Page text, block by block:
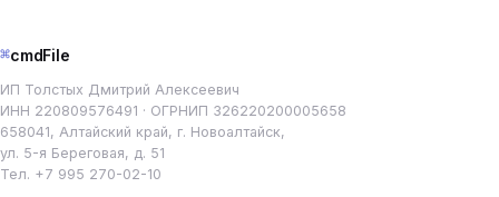
⌘cmdFile
ИП Толстых Дмитрий Алексеевич
ИНН 220809576491 · ОГРНИП 326220200005658
658041, Алтайский край, г. Новоалтайск,
ул. 5-я Береговая, д. 51
Тел. +7 995 270-02-10